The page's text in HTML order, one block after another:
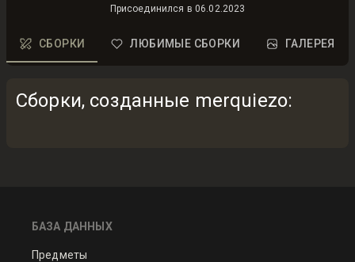
Присоединился в 06.02.2023
СБОРКИ ЛЮБИМЫЕ СБОРКИ ГАЛЕРЕЯ
Сборки, созданные merquiezo:
БАЗА ДАННЫХ
Предметы